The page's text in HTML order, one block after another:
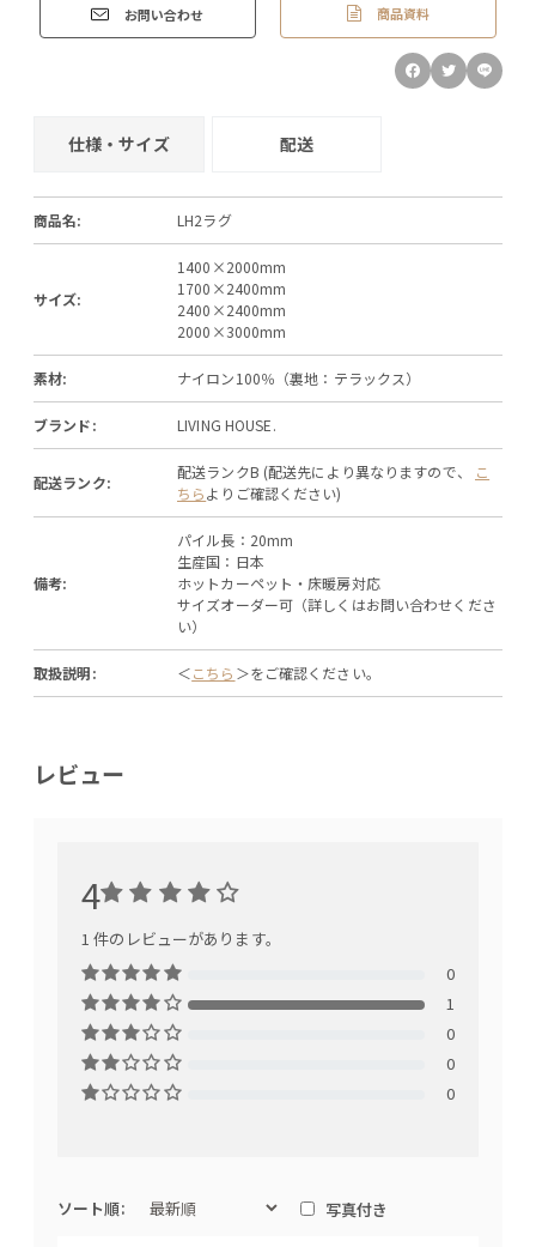
お問い合わせ 商品資料
仕様・サイズ 配送
商品名: LH2ラグ
サイズ:
1400×2000mm
1700×2400mm
2400×2400mm
2000×3000mm
素材: ナイロン100％（裏地：テラックス）
ブランド: LIVING HOUSE.
配送ランク:
配送ランクB (配送先により異なりますので、
こ
ちらよりご確認ください)
備考:
パイル長：20mm
生産国：日本
ホットカーペット・床暖房対応
サイズオーダー可（詳しくはお問い合わせくださ
い）
取扱説明: ＜こちら ＞をご確認ください。
レビュー
4
1 件のレビューがあります。
0
1
0
0
0
ソート順: 写真付き